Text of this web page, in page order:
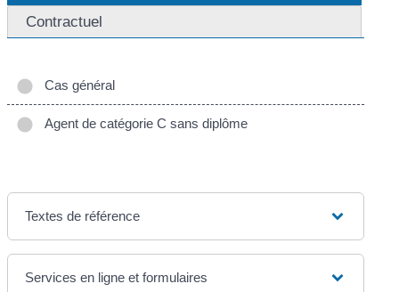
Contractuel
Cas général
Agent de catégorie C sans diplôme
Textes de référence
Services en ligne et formulaires